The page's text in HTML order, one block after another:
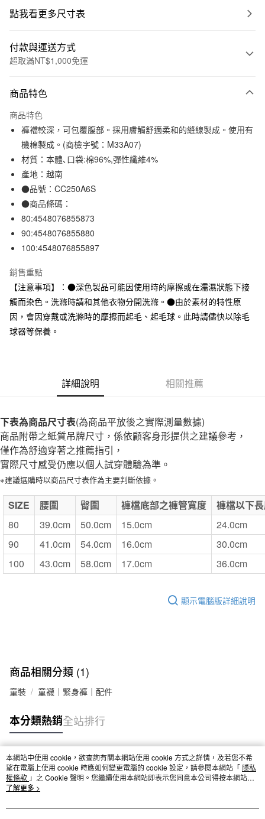
點我看更多尺寸表
付款與運送方式
超取滿NT$1,000免運
信用卡一次付款
信用卡分期付款
3 期 0 利率 每期NT$96
合作金庫商業銀行
第一商業銀行
華南商業銀行
上海商業儲蓄銀行
臺灣中小企業銀行
匯豐（台灣）商業銀行
聯邦商業銀行
元大商業銀行
台新國際商業銀行
台灣樂天信用卡公司
超商取貨付款
LINE Pay
Apple Pay
街口支付
悠遊付
運送方式
全家取貨付款
每筆NT$65，滿NT$1,000(含以上)免運費
付款後全家取貨
每筆NT$65，滿NT$1,000(含以上)免運費
每筆NT$65，滿NT$1,000(含以上)免運費
宅配
每筆NT$150，滿NT$2,000(含以上)免運費
免運費
商品特色
商品特色
褲襠較深，可包覆腹部。採用膚觸舒適柔和的縫線製成。使用有
機棉製成。(商檢字號：M33A07)
材質：本體､口袋:棉96%,彈性纖維4%
產地：越南
●品號：CC250A6S
●商品條碼：
80:4548076855873
90:4548076855880
100:4548076855897
銷售重點
【注意事項】：●深色製品可能因使用時的摩擦或在濡濕狀態下接
觸而染色。洗滌時請和其他衣物分開洗滌。●由於素材的特性原
因，會因穿戴或洗滌時的摩擦而起毛、起毛球。此時請儘快以除毛
球器等保養。
詳細說明 相關推薦
下表為商品尺寸表(為商品平放後之實際測量數據)
商品附帶之紙質吊牌尺寸，係依顧客身形提供之建議參考，
僅作為舒適穿著之推薦指引，
實際尺寸感受仍應以個人試穿體驗為準。
※建議選購時以商品尺寸表作為主要判斷依據。
SIZE 腰圍 臀圍 褲檔底部之褲管寬度
褲檔以下
80
39.0cm 50.0cm 15.0cm
24.0cm
90
41.0cm 54.0cm 16.0cm
30.0cm
100
43.0cm 58.0cm 17.0cm 36.0cm
顯示電腦版詳細說明
商品相關分類 (1)
童裝 童襪｜緊身褲｜配件
本分類熱銷全站排行
熱門標籤
本網站中使用 cookie，欲查詢有關本網站使用 cookie 方式之詳情，及若您不希
望在電腦上使用 cookie 時應如何變更電腦的 cookie 設定，請參閱本網站「 隱私
權條款 」之 Cookie 聲明。您繼續使用本網站即表示您同意本公司得按本網站使
用條款之 Cookie 聲明使用 cookie。
了解更多 >